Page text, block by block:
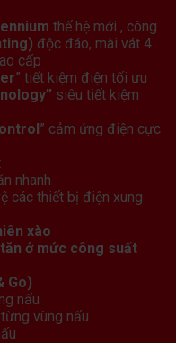
thế hệ mới , công
độc đáo, mài vát 4
cấp
” tiết kiệm điện tối ưu
siêu tiết kiệm
” cảm ứng điện cực
nhanh
các thiết bị điện xung
xào
ở mức công suất
Go)
nấu
vùng nấu